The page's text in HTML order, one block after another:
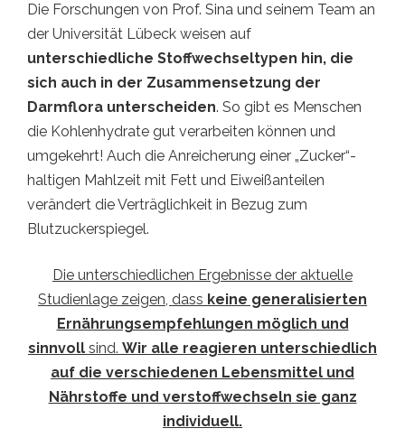
Die Forschungen von Prof. Sina und seinem Team an
der Universität Lübeck weisen auf
unterschiedliche Stoffwechseltypen hin, die
sich auch in der Zusammensetzung der
Darmflora unterscheiden. So gibt es Menschen
die Kohlenhydrate gut verarbeiten können und
umgekehrt! Auch die Anreicherung einer „Zucker“-
haltigen Mahlzeit mit Fett und Eiweißanteilen
verändert die Verträglichkeit in Bezug zum
Blutzuckerspiegel.
Die unterschiedlichen Ergebnisse der aktuelle
Studienlage zeigen, dass keine generalisierten
Ernährungsempfehlungen möglich und
sinnvoll sind. Wir alle reagieren unterschiedlich
auf die verschiedenen Lebensmittel und
Nährstoffe und verstoffwechseln sie ganz
individuell.